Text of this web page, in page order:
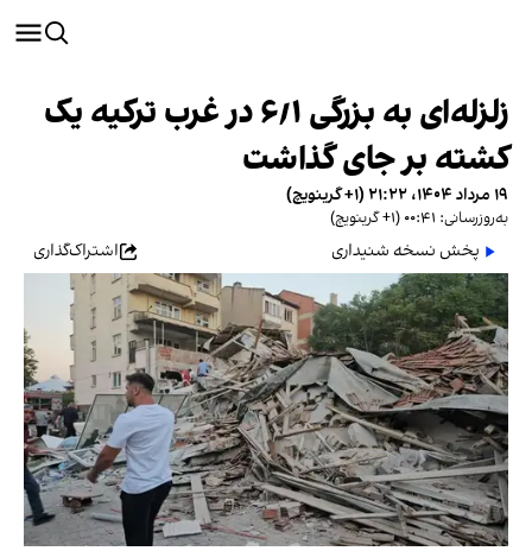
زلزله‌ای به بزرگی ۶٫۱ در غرب ترکیه یک
کشته بر جای گذاشت
۱۹ مرداد ۱۴۰۴، ۲۱:۲۲ (‎+۱ گرینویچ)
به‌روزرسانی: ۰۰:۴۱ (‎+۱ گرینویچ)
پخش نسخه شنیداری اشتراک‌گذاری